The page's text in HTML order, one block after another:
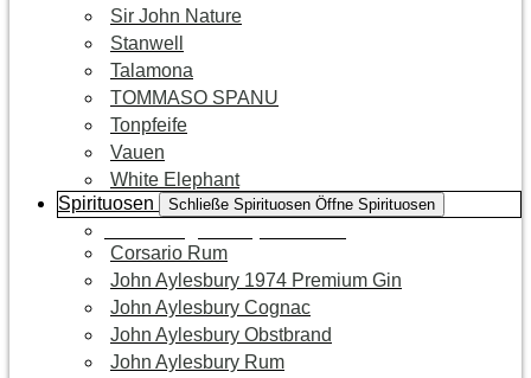
Sir John Nature
Stanwell
Talamona
TOMMASO SPANU
Tonpfeife
Vauen
White Elephant
Spirituosen
Schließe Spirituosen Öffne Spirituosen
Corsario Rum
John Aylesbury 1974 Premium Gin
John Aylesbury Cognac
John Aylesbury Obstbrand
John Aylesbury Rum